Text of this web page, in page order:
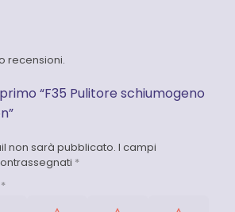
recensioni.
“F35 Pulitore schiumogeno
non sarà pubblicato. I campi
*
*